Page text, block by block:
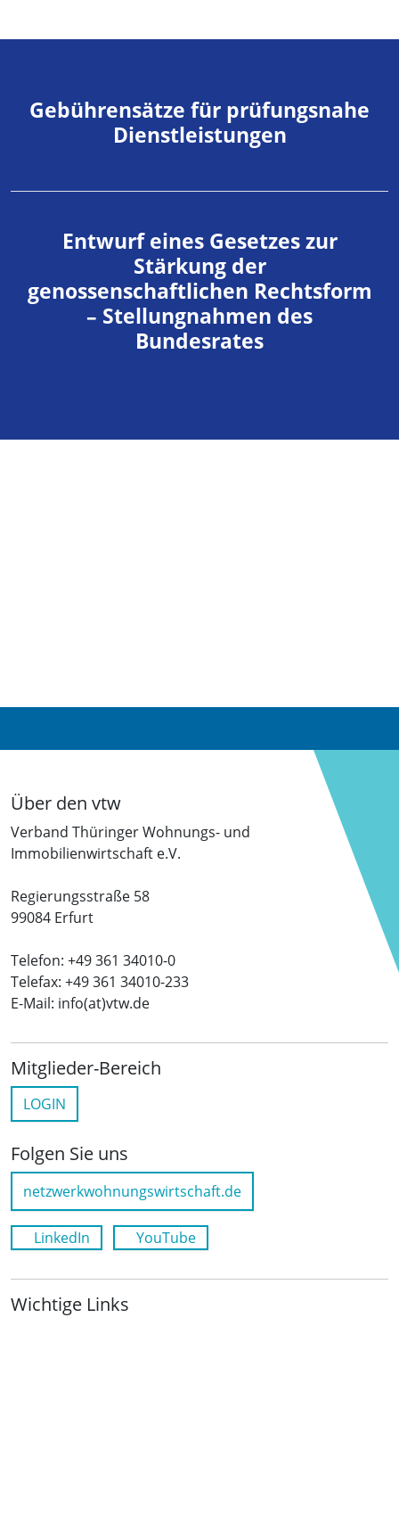
Gebührensätze für prüfungsnahe
Dienstleistungen
Entwurf eines Gesetzes zur
Stärkung der
genossenschaftlichen Rechtsform
– Stellungnahmen des
Bundesrates
Über den vtw
Verband Thüringer Wohnungs- und
Immobilienwirtschaft e.V.
Regierungsstraße 58
99084 Erfurt
Telefon: +49 361 34010-0
Telefax: +49 361 34010-233
E-Mail: info(at)vtw.de
Mitglieder-Bereich
LOGIN
Folgen Sie uns
netzwerkwohnungswirtschaft.de
LinkedIn YouTube
Wichtige Links